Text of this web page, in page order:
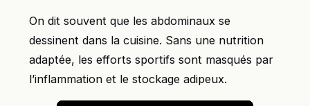
On dit souvent que les abdominaux se
dessinent dans la cuisine. Sans une nutrition
adaptée, les efforts sportifs sont masqués par
l’inflammation et le stockage adipeux.